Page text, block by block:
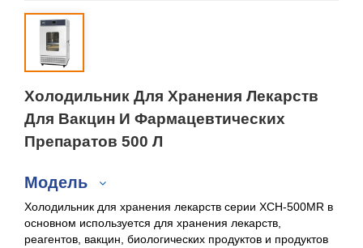
Холодильник Для Хранения Лекарств
Для Вакцин И Фармацевтических
Препаратов 500 Л
Модель
Холодильник для хранения лекарств серии XCH-500MR в
основном используется для хранения лекарств,
реагентов, вакцин, биологических продуктов и продуктов